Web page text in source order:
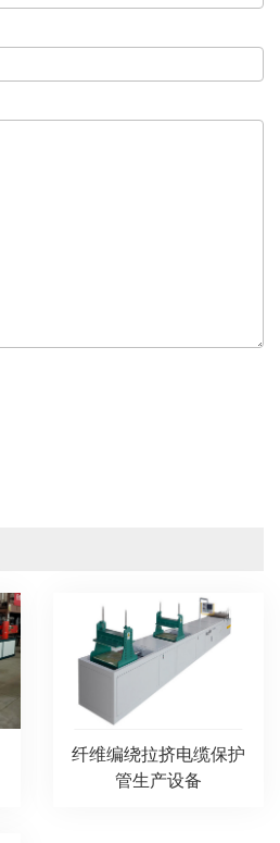
纤维编绕拉挤电缆保护
管生产设备